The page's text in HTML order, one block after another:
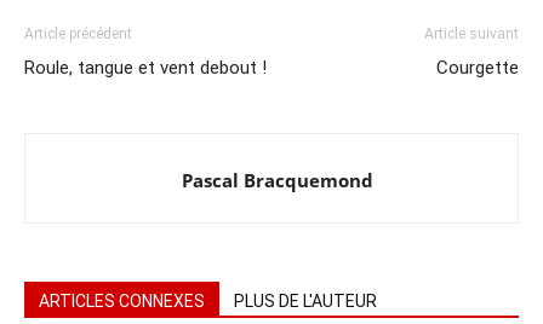
Article précédent
Roule, tangue et vent debout !
Article suivant
Courgette
Pascal Bracquemond
ARTICLES CONNEXES PLUS DE L'AUTEUR